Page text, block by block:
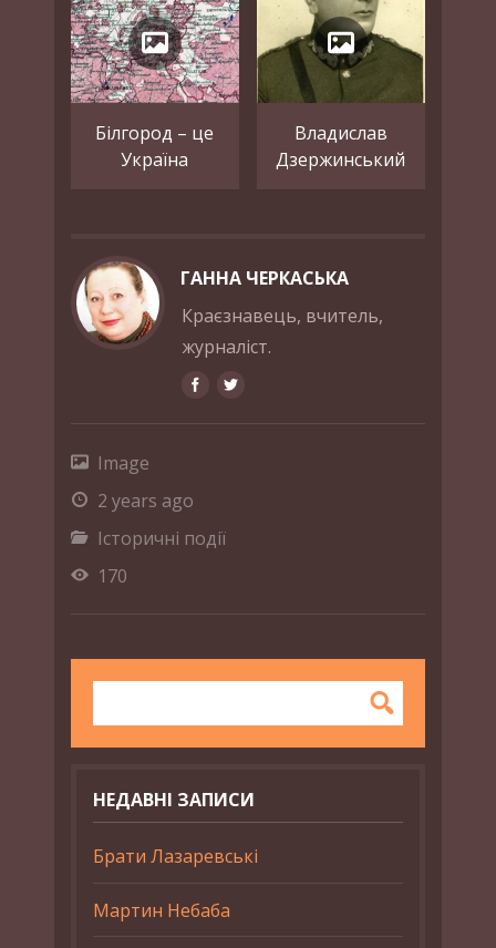
Білгород – це
Україна
Владислав
Дзержинський
ГАННА ЧЕРКАСЬКА
Краєзнавець, вчитель,
журналіст.
Image
2 years ago
Історичні події
170
НЕДАВНІ ЗАПИСИ
Брати Лазаревські
Мартин Небаба